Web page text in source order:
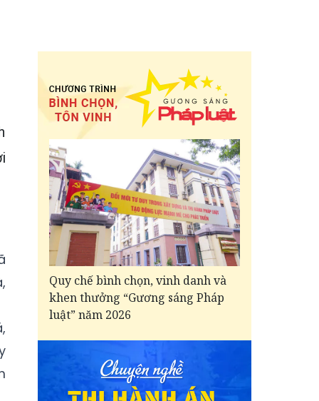
Quy chế bình chọn, vinh danh và
khen thưởng “Gương sáng Pháp
luật” năm 2026